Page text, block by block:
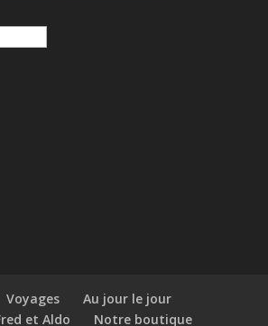
Voyages
Au jour le jour
et Aldo Notre boutique